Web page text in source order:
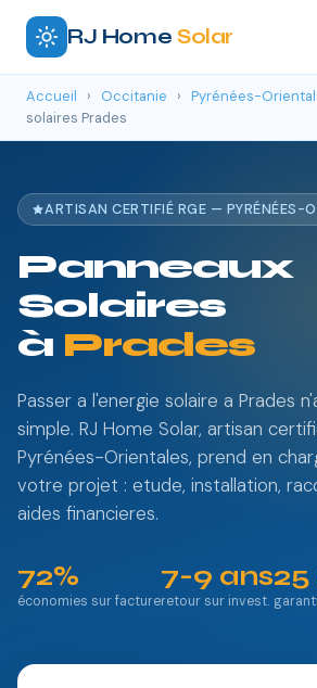
RJ Home Solar
Accueil › Occitanie › Pyrénées-
solaires Prades
ARTISAN CERTIFIÉ RGE — PYRÉNÉES-
Panneaux
Solaires
à Prades
Passer a l'energie solaire a Prades
simple. RJ Home Solar, artisan
Pyrénées-Orientales, prend en
votre projet : etude, installation,
aides financieres.
72%
économies sur facture
7-9 ans
retour sur invest.
25